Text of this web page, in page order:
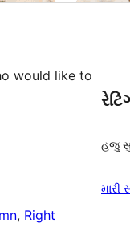
would like to
, Right
હજુ
મારી